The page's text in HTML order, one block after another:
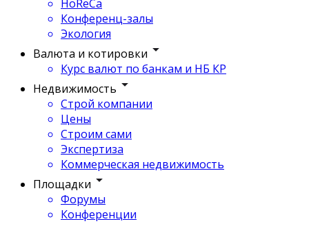
HoReCa
Конференц-залы
Экология
Валюта и котировки
Курс валют по банкам и НБ КР
Недвижимость
Строй компании
Цены
Строим сами
Экспертиза
Коммерческая недвижимость
Площадки
Форумы
Конференции